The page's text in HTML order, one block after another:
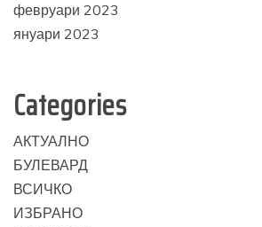
февруари 2023
януари 2023
Categories
АКТУАЛНО
БУЛЕВАРД
ВСИЧКО
ИЗБРАНО